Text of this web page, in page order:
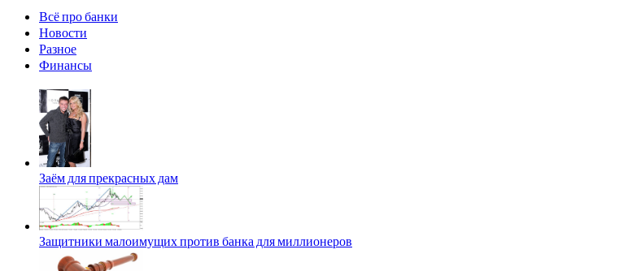
Всё про банки
Новости
Разное
Финансы
Заём для прекрасных дам
Защитники малоимущих против банка для миллионеров